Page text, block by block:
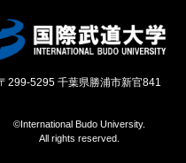
299-5295 千葉県勝浦市新官841
©International Budo University.
All rights reserved.